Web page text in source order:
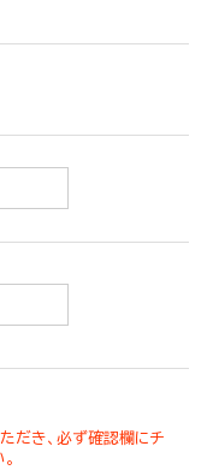
だき、必ず確認欄にチ